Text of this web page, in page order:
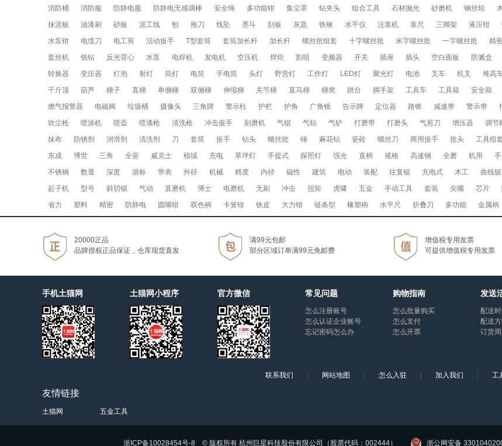
消防桶
消防服 防静电服 防静电无感调棒 安全绳 多功能钳 集尘罩 钻夹头 组合工具 石材抛光 砂磨机 钢丝轮
抹泥板
油漆刷 砂板 泥工线 刨 推刀 线坠 墨斗 刮板 灰匙 铁锹 水平仪 注浆机 靠尺 三脚架 液压钳
水泵钳
电缆刀 电工剪 活动扳手 T型套筒 套筒加长杆 加长杆 螺丝批组套 十字螺丝批 米字螺丝批 一字螺丝批 精
套丝机
铣钻 反光背心 水泵 电焊机 发电机 空压机 焊炬 割咀 变频器 开关 插座 插头 空白面板 防溅盒
转换器
变压器 灯泡 射灯 筒灯 电筒 手电筒 头灯 野营灯 工作灯 LED灯 聚光灯 电池 叉车 杭叉 堆高
千斤顶
葫芦 梯子 直梯 单侧梯 双侧梯 伸缩梯 关节梯 直马梯 梯凳 踏台 脚手架 工具车 工具箱 安全箱
燃气报警器
电磁阀 垃圾桶 摄像头 三角牌 警示柱 护栏 护角 广角镜 告示牌 定位器 路锥 减速带 警示带
吹尘枪
喷涂机 喷壶 喷漆枪 清洗枪 冲击扳手 刻磨机 气锯 气钻 气铲 打磨带 打磨头 气剪刀 增压器 调节
抹布
防锈剂 润滑剂 清洗剂 刀 套筒 扳手 钻头 螺丝批 锤 麻花钻 瓷砖 螺丝刀 两用扳手 批头 工具组
东成
博世 三角 全瓷 威克士 植绒 充电 草坪灯 手提式 探照灯 强光 直柄 规格 高速钢 全磨 机用
不锈钢
数显 深度 游标 带表 外径 机械 精度 内径 磁性 建筑 电动 装配 往复锯 充电式 木工 曲线锯
起子机
型号 斜切锯 气动 直磨机 博士 电磨机 无刷 冲击 扭矩 虎啸 五金 手动工具 套装 尖嘴 芯片
省力
塑料 精密 防静电 圆嘴钳 双色柄 卡簧钳 铁皮 大力钳 链条型 橡塑柄 水平尺 折叠刀 多功能 金属柄
20000正品
品牌授权正品保证，仓库现货直发
满99元包邮
部分区域订单满99元免邮费
增值税专用发票
可提供增值税专用发票
手机土猫网 土猫网小程序 官方微信 常见问题
怎么注册账号
怎么认证企业账号
忘记密码怎么办
购物指南
怎么批量购买
怎么支付
怎么开票
发送
配送
配送
订货周
联系我们 网站地图 怎么入驻 加入我们 工
友情链接
土猫网 五金工具
浙ICP备10028454号-8 © 版权所有 杭州巨星科技股份有限公司（股票代码：002444） 浙公网安备